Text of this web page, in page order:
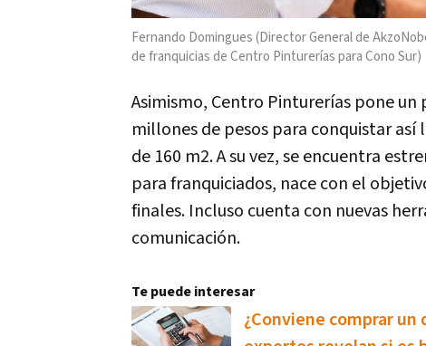
Fernando Domingues (Director General de
de franquicias de Centro Pinturerías para Cono Sur)
Asimismo, Centro Pinturerías pone un
millones de pesos para conquistar así
de 160 m2. A su vez, se encuentra
para franquiciados, nace con el
finales. Incluso cuenta con nuevas
comunicación.
Te puede interesar
¿Conviene comprar